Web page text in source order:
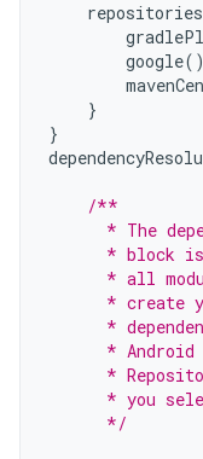
repositories
google()
}
}
/**
* The
* block
* all
* create
*
* Android
*
* you
      */